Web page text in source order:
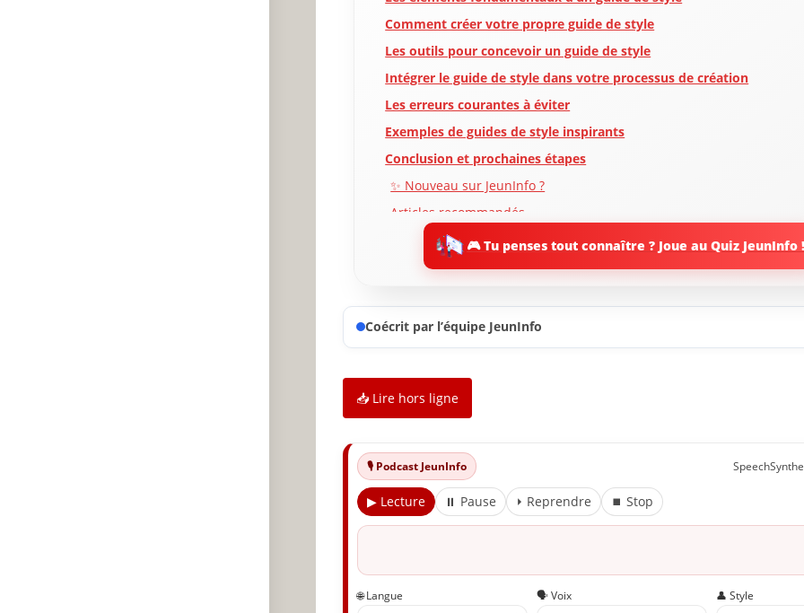
Comment créer votre propre guide de style
Les outils pour concevoir un guide de style
Intégrer le guide de style dans votre processus de création
Les erreurs courantes à éviter
Exemples de guides de style inspirants
Conclusion et prochaines étapes
✨ Nouveau sur JeunInfo ?
Articles recommandés
Partager l'amour🎮 Tu penses tout connaître ? Joue au Quiz JeunInfo !
Coécrit par l’équipe JeunInfo
📥 Lire hors ligne
🎙️ Podcast JeunInfo
▶ Lecture ⏸ Pause ⏵ Reprendre ⏹ Stop
🌐 Langue 🗣️ Voix 👤 Style